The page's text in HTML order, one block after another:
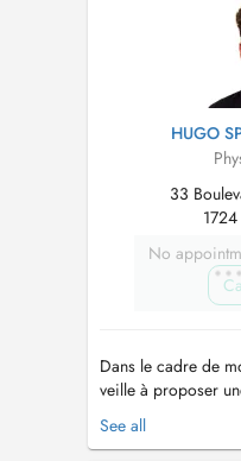
colonne
HUGO
33
No
Dans le cadre de
veille à proposer
individualisée,
contraintes de
See all